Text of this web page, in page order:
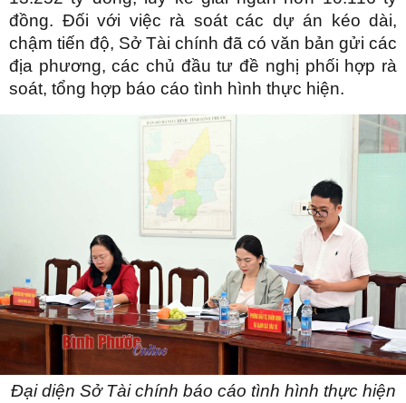
đồng. Đối với việc rà soát các dự án kéo dài,
chậm tiến độ, Sở Tài chính đã có văn bản gửi các
địa phương, các chủ đầu tư đề nghị phối hợp rà
soát, tổng hợp báo cáo tình hình thực hiện.
Đại diện Sở Tài chính báo cáo tình hình thực hiện